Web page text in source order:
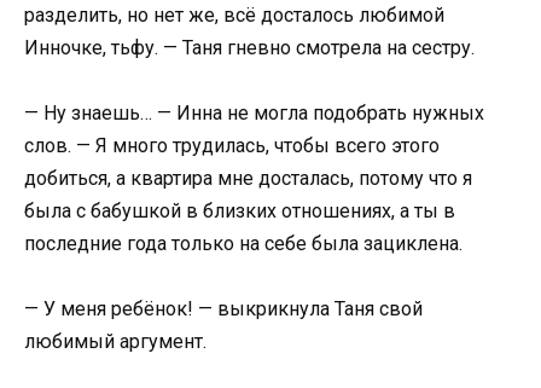
разделить, но нет же, всё досталось любимой
Инночке, тьфу. — Таня гневно смотрела на сестру.
— Ну знаешь… — Инна не могла подобрать нужных
слов. — Я много трудилась, чтобы всего этого
добиться, а квартира мне досталась, потому что я
была с бабушкой в близких отношениях, а ты в
последние года только на себе была зациклена.
— У меня ребёнок! — выкрикнула Таня свой
любимый аргумент.